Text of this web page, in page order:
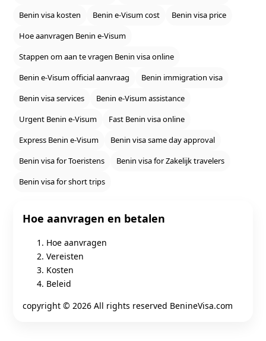
Benin visa kosten
Benin e‑Visum cost
Benin visa price
Hoe aanvragen Benin e‑Visum
Stappen om aan te vragen Benin visa online
Benin e‑Visum official aanvraag
Benin immigration visa
Benin visa services
Benin e‑Visum assistance
Urgent Benin e‑Visum
Fast Benin visa online
Express Benin e‑Visum
Benin visa same day approval
Benin visa for Toeristens
Benin visa for Zakelijk travelers
Benin visa for short trips
Hoe aanvragen en betalen
Hoe aanvragen
Vereisten
Kosten
Beleid
copyright © 2026 All rights reserved BenineVisa.com